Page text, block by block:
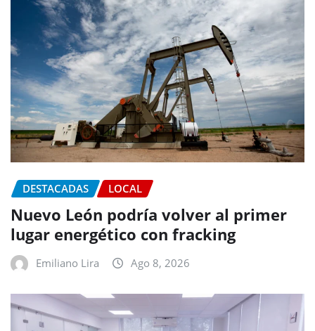
DESTACADAS LOCAL
Nuevo León podría volver al primer
lugar energético con fracking
Emiliano Lira Ago 8, 2026